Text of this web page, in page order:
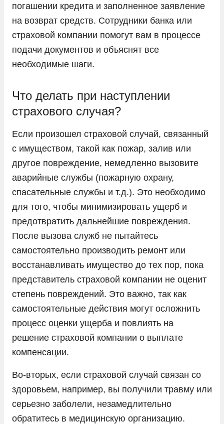
погашении кредита и заполненное заявление
на возврат средств. Сотрудники банка или
страховой компании помогут вам в процессе
подачи документов и объяснят все
необходимые шаги.
Что делать при наступлении
страхового случая?
Если произошел страховой случай, связанный
с имуществом, такой как пожар, залив или
другое повреждение, немедленно вызовите
аварийные службы (пожарную охрану,
спасательные службы и т.д.). Это необходимо
для того, чтобы минимизировать ущерб и
предотвратить дальнейшие повреждения.
После вызова служб не пытайтесь
самостоятельно производить ремонт или
восстанавливать имущество до тех пор, пока
представитель страховой компании не оценит
степень повреждений. Это важно, так как
самостоятельные действия могут осложнить
процесс оценки ущерба и повлиять на
решение страховой компании о выплате
компенсации.
Во-вторых, если страховой случай связан со
здоровьем, например, вы получили травму или
серьезно заболели, незамедлительно
обратитесь в медицинскую организацию.